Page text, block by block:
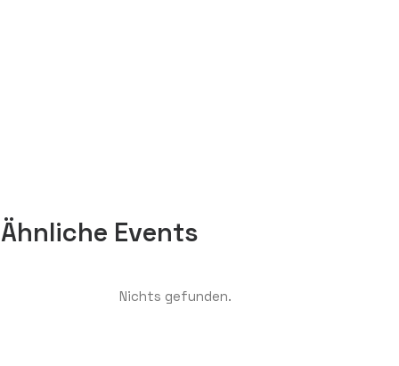
Ähnliche Events
Nichts gefunden.